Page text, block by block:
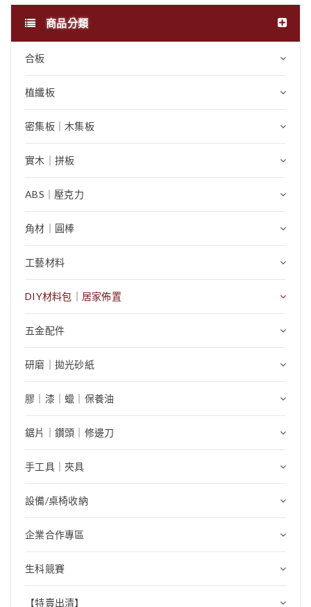
商品分類
合板
植纖板
密集板｜木集板
實木｜拼板
ABS｜壓克力
角材｜圓棒
工藝材料
DIY材料包｜居家佈置
五金配件
研磨｜拋光砂紙
膠｜漆｜蠟｜保養油
鋸片｜鑽頭｜修邊刀
手工具｜夾具
設備/桌椅收納
企業合作專區
生科競賽
【特賣出清】